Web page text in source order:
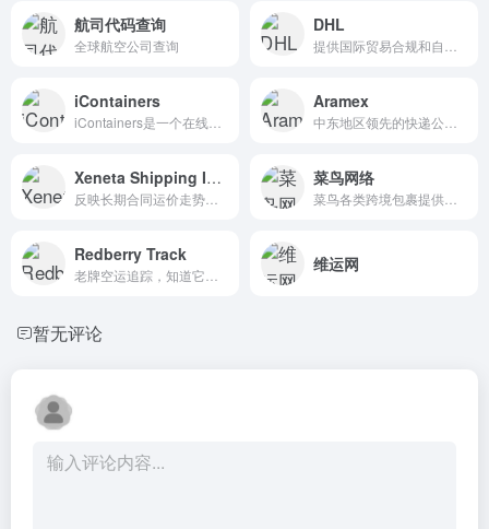
航司代码查询
全球航空公司查询
DHL
iContainers Aramex
Xeneta Shipping Index 菜鸟网络
Redberry Track 维运网
暂无评论